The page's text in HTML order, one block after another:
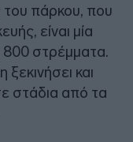
του πάρκου, που
είναι μία
στρέμματα.
και
στάδια από τα